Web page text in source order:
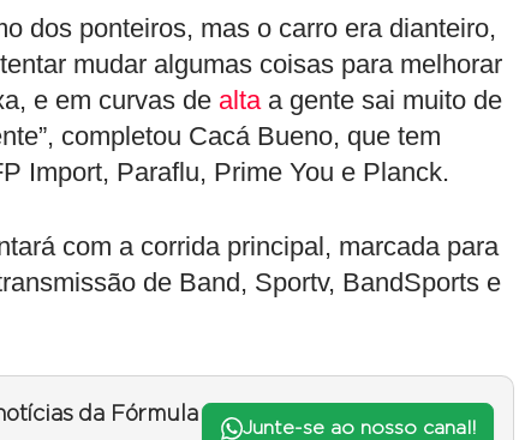
dos ponteiros, mas o carro era dianteiro,
mudar algumas coisas para melhorar
e em curvas de alta a gente sai muito de
completou Cacá Bueno, que tem
Import, Paraflu, Prime You e Planck.
com a corrida principal, marcada para
de Band, Sportv, BandSports e
da Fórmula
Junte-se ao nosso canal!